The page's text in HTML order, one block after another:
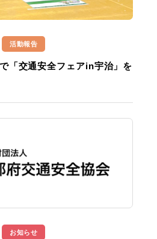
活動報告
「交通安全フェアin宇治」を
お知らせ